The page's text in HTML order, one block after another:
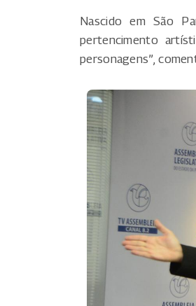
Nascido em São
pertencimento
personagens”,